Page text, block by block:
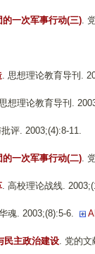
一次军事行动(三).
. 思想理论教育导刊.
想理论教育导刊.
评. 2003;(4):8-11.
一次军事行动(二).
. 高校理论战线.
魂. 2003;(8):5-6.
民主政治建设. 党的文